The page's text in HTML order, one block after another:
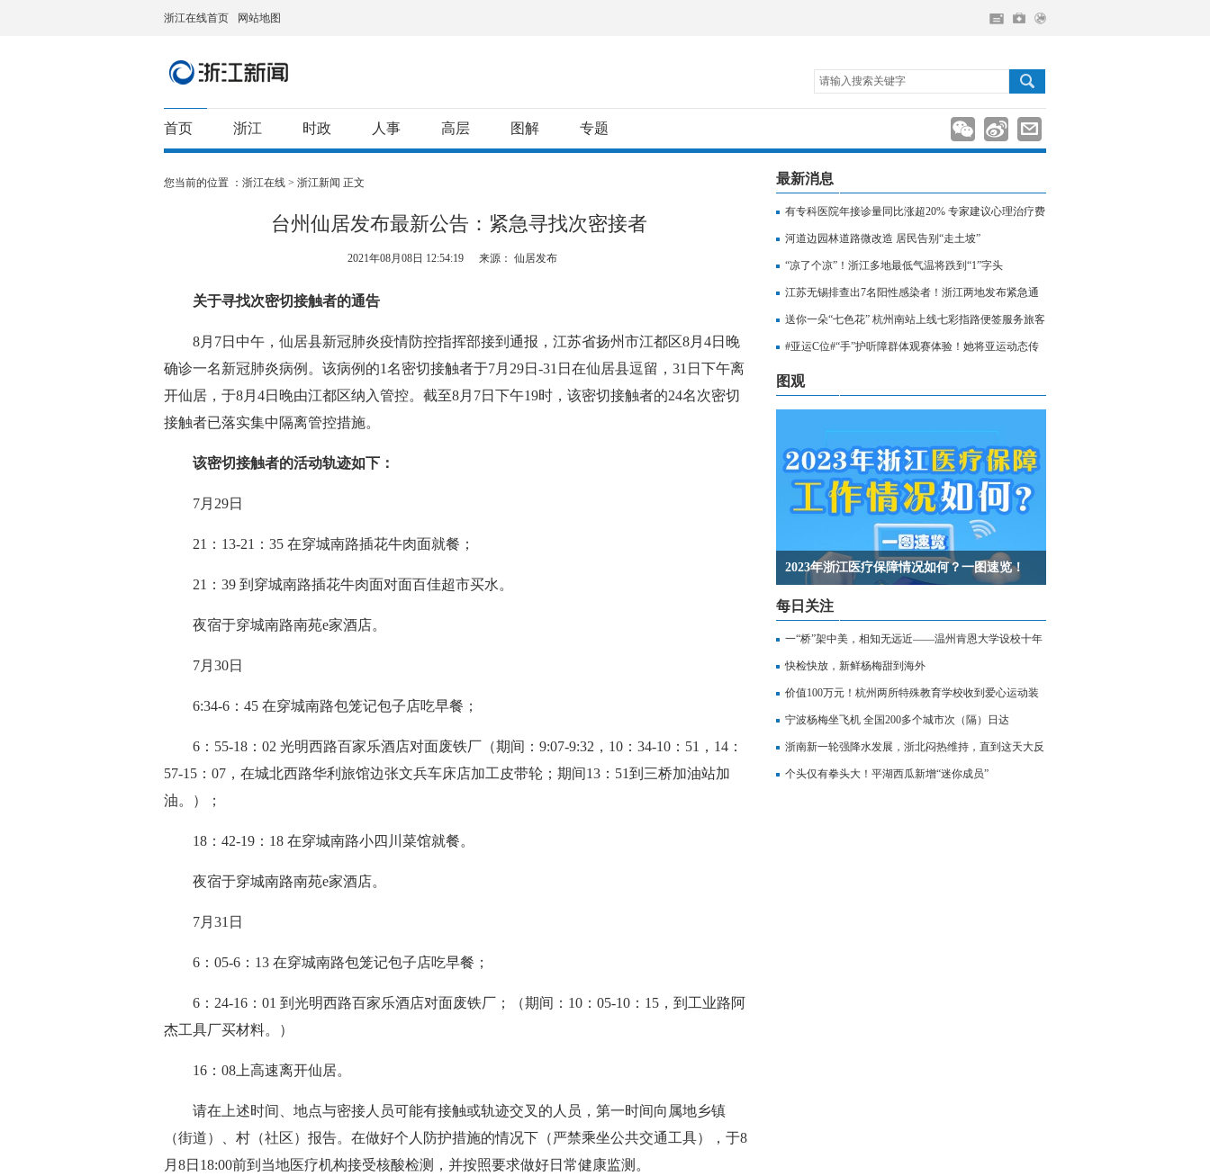
浙江在线首页 网站地图
请输入搜索关键字
首页 浙江 时政 人事 高层 图解 专题
您当前的位置 ： 浙江在线 > 浙江新闻 正文
台州仙居发布最新公告：紧急寻找次密接者
2021年08月08日 12:54:19 来源： 仙居发布
关于寻找次密切接触者的通告
8月7日中午，仙居县新冠肺炎疫情防控指挥部接到通报，江苏省扬州市江都区8月4日晚
确诊一名新冠肺炎病例。该病例的1名密切接触者于7月29日-31日在仙居县逗留，31日下午离
开仙居，于8月4日晚由江都区纳入管控。截至8月7日下午19时，该密切接触者的24名次密切
接触者已落实集中隔离管控措施。
该密切接触者的活动轨迹如下：
7月29日
21：13-21：35 在穿城南路插花牛肉面就餐；
21：39 到穿城南路插花牛肉面对面百佳超市买水。
夜宿于穿城南路南苑e家酒店。
7月30日
6:34-6：45 在穿城南路包笼记包子店吃早餐；
6：55-18：02 光明西路百家乐酒店对面废铁厂（期间：9:07-9:32，10：34-10：51，14：
57-15：07，在城北西路华利旅馆边张文兵车床店加工皮带轮；期间13：51到三桥加油站加
油。）；
18：42-19：18 在穿城南路小四川菜馆就餐。
夜宿于穿城南路南苑e家酒店。
7月31日
6：05-6：13 在穿城南路包笼记包子店吃早餐；
6：24-16：01 到光明西路百家乐酒店对面废铁厂；（期间：10：05-10：15，到工业路阿
杰工具厂买材料。）
16：08上高速离开仙居。
请在上述时间、地点与密接人员可能有接触或轨迹交叉的人员，第一时间向属地乡镇
（街道）、村（社区）报告。在做好个人防护措施的情况下（严禁乘坐公共交通工具），于8
月8日18:00前到当地医疗机构接受核酸检测，并按照要求做好日常健康监测。
最新消息
有专科医院年接诊量同比涨超20% 专家建议心理治疗费
用纳入医保
河道边园林道路微改造 居民告别“走土坡”
“凉了个凉”！浙江多地最低气温将跌到“1”字头
江苏无锡排查出7名阳性感染者！浙江两地发布紧急通
知，相关人员请立即报备
送你一朵“七色花” 杭州南站上线七彩指路便签服务旅客
出行
#亚运C位#“手”护听障群体观赛体验！她将亚运动态传
至无声世界
图观
2023年浙江医疗保障情况如何？一图速览！
每日关注
一“桥”架中美，相知无远近——温州肯恩大学设校十年
记
快检快放，新鲜杨梅甜到海外
价值100万元！杭州两所特殊教育学校收到爱心运动装
备
宁波杨梅坐飞机 全国200多个城市次（隔）日达
浙南新一轮强降水发展，浙北闷热维持，直到这天大反
转
个头仅有拳头大！平湖西瓜新增“迷你成员”